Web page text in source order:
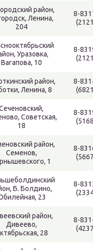
район,
Ленина,
204
8-
Уразовка,
Вагапова, 10
8-
район,
Ленина, 8
8-
Советская,
18
8-
район,
Семенов,
1
8-
Б. Болдино,
23
8-
район,
Дивеево,
28
8-